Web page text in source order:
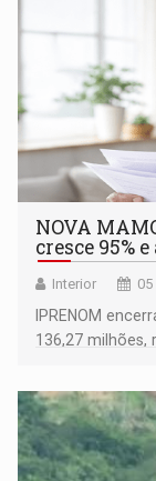
NOVA
cresce 95%
Interior
IPRENOM
136,27 milhões,